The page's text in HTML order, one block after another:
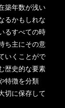
築年数が浅い
るかもしれな
るすべての時
ち主にその意
いくことがで
歴史的な要素
特徴を分類
切に保存して